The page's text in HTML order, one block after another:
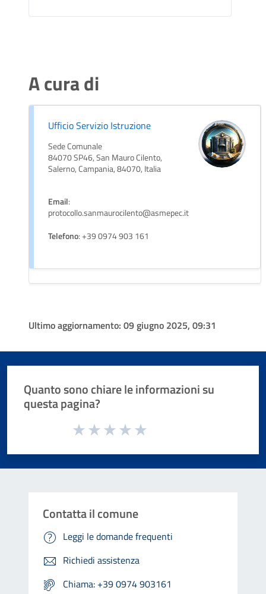
A cura di
Ufficio Servizio Istruzione
Sede Comunale
84070 SP46, San Mauro Cilento,
Salerno, Campania, 84070, Italia
Email:
protocollo.sanmaurocilento@asmepec.it
Telefono: +39 0974 903 161
Ultimo aggiornamento: 09 giugno 2025, 09:31
Quanto sono chiare le informazioni su
questa pagina?
Valuta da 1 a 5 stelle la pagina
Contatta il comune
Leggi le domande frequenti
Richiedi assistenza
Chiama: +39 0974 903161